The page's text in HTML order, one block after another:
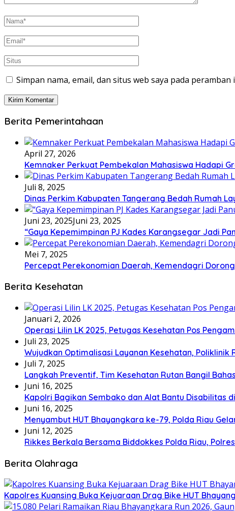
Simpan nama, email, dan situs web saya pada
Berita Pemerintahaan
April 27, 2026
Kemnaker Perkuat Pembekalan Mahasiswa Hadapi
Juli 8, 2025
Dinas Perkim Kabupaten Tangerang Bedah Rumah
Juni 23, 2025Juni 23, 2025
“Gaya Kepemimpinan PJ Kades Karangsegar Jadi
Mei 7, 2025
Percepat Perekonomian Daerah, Kemendagri
Berita Kesehatan
Januari 2, 2026
Operasi Lilin LK 2025, Petugas Kesehatan Pos
Juli 23, 2025
Wujudkan Optimalisasi Layanan Kesehatan,
Juli 7, 2025
Langkah Preventif, Tim Kesehatan Rutan Bangil
Juni 16, 2025
Kapolri Bagikan Sembako dan Alat Bantu Disabilitas
Juni 16, 2025
Menyambut HUT Bhayangkara ke-79, Polda Riau
Juni 12, 2025
Rikkes Berkala Bersama Biddokkes Polda Riau,
Berita Olahraga
Kapolres Kuansing Buka Kejuaraan Drag Bike HUT